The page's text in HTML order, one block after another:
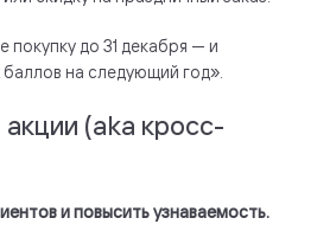
до 31 декабря — и
на следующий год».
(aka кросс-
и повысить узнаваемость.